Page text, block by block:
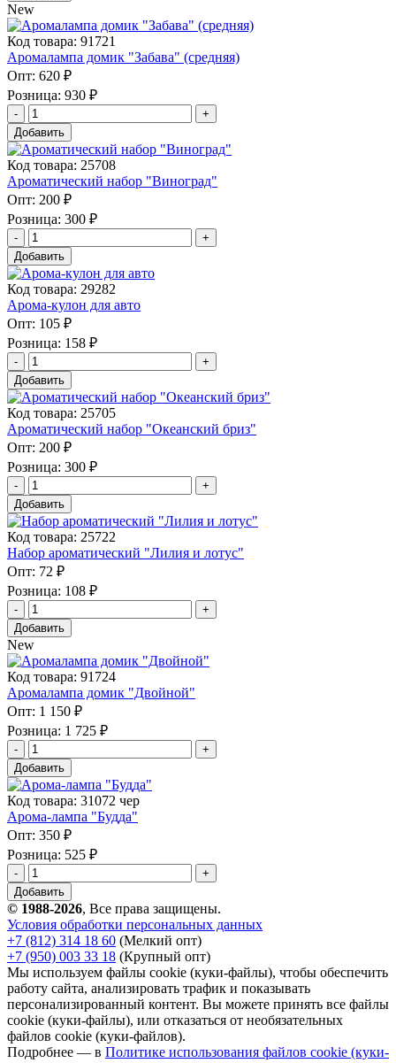
New
Код товара: 91721
Аромалампа домик "Забава" (средняя)
Опт: 620 ₽
Розница: 930 ₽
Добавить
Код товара: 25708
Ароматический набор "Виноград"
Опт: 200 ₽
Розница: 300 ₽
Добавить
Код товара: 29282
Арома-кулон для авто
Опт: 105 ₽
Розница: 158 ₽
Добавить
Код товара: 25705
Ароматический набор "Океанский бриз"
Опт: 200 ₽
Розница: 300 ₽
Добавить
Код товара: 25722
Набор ароматический "Лилия и лотус"
Опт: 72 ₽
Розница: 108 ₽
Добавить
New
Код товара: 91724
Аромалампа домик "Двойной"
Опт: 1 150 ₽
Розница: 1 725 ₽
Добавить
Код товара: 31072 чер
Арома-лампа "Будда"
Опт: 350 ₽
Розница: 525 ₽
Добавить
© 1988-2026, Все права защищены.
Условия обработки персональных данных
+7 (812) 314 18 60 (Мелкий опт)
+7 (950) 003 33 18 (Крупный опт)
Мы используем файлы cookie (куки-файлы), чтобы обеспечить
работу сайта, анализировать трафик и показывать
персонализированный контент. Вы можете принять все файлы
cookie (куки-файлы), или отказаться от необязательных
файлов cookie (куки-файлов).
Подробнее — в Политике использования файлов cookie (куки-